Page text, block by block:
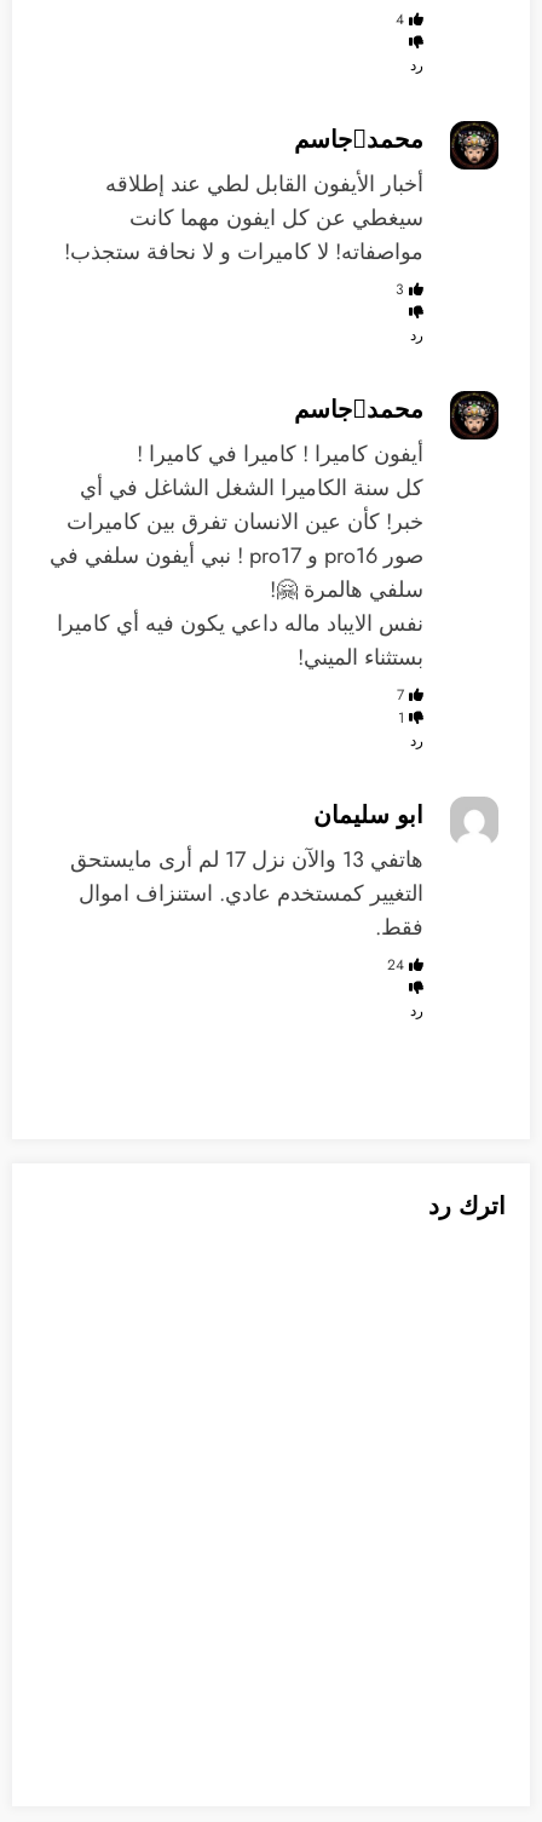
4
رد
محمدجاسم
أخبار الأيفون القابل لطي عند إطلاقه
سيغطي عن كل ايفون مهما كانت
مواصفاته! لا كاميرات و لا نحافة ستجذب!
3
رد
محمدجاسم
أيفون كاميرا ! كاميرا في كاميرا !
كل سنة الكاميرا الشغل الشاغل في أي
خبر! كأن عين الانسان تفرق بين كاميرات
صور pro16 و pro17 ! نبي أيفون سلفي في
سلفي هالمرة 🤗!
نفس الايباد ماله داعي يكون فيه أي كاميرا
بستثناء الميني!
7
1
رد
ابو سليمان
هاتفي 13 والآن نزل 17 لم أرى مايستحق
التغيير كمستخدم عادي. استنزاف اموال
فقط.
24
رد
اترك رد